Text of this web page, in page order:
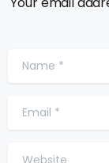
Name*
Email*
Website